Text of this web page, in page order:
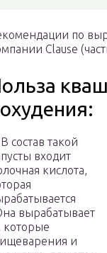
по
Clause
состав такой
входит
кислота,
вырабатывает
и